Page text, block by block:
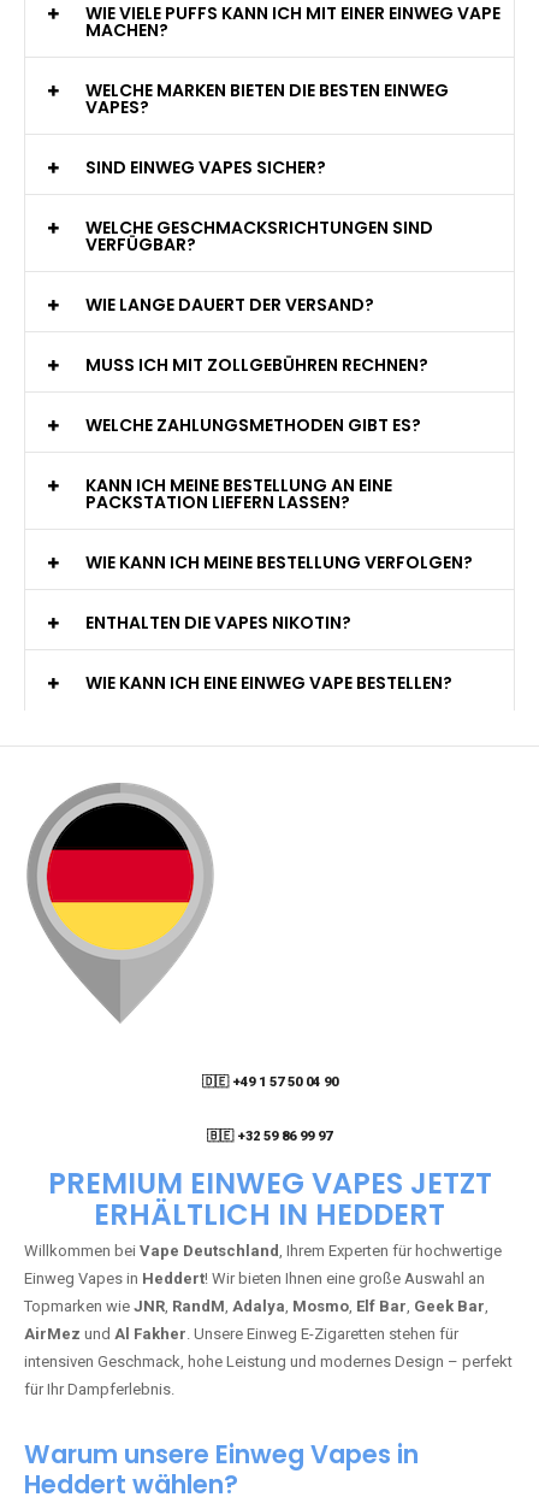
WIE VIELE PUFFS KANN ICH MIT EINER EINWEG VAPE
MACHEN?
WELCHE MARKEN BIETEN DIE BESTEN EINWEG
VAPES?
SIND EINWEG VAPES SICHER?
WELCHE GESCHMACKSRICHTUNGEN SIND
VERFÜGBAR?
WIE LANGE DAUERT DER VERSAND?
MUSS ICH MIT ZOLLGEBÜHREN RECHNEN?
WELCHE ZAHLUNGSMETHODEN GIBT ES?
KANN ICH MEINE BESTELLUNG AN EINE
PACKSTATION LIEFERN LASSEN?
WIE KANN ICH MEINE BESTELLUNG VERFOLGEN?
ENTHALTEN DIE VAPES NIKOTIN?
WIE KANN ICH EINE EINWEG VAPE BESTELLEN?
🇩🇪 +49 1 57 50 04 90
🇧🇪 +32 59 86 99 97
PREMIUM EINWEG VAPES JETZT
ERHÄLTLICH IN HEDDERT
Willkommen bei Vape Deutschland, Ihrem Experten für hochwertige
Einweg Vapes in Heddert! Wir bieten Ihnen eine große Auswahl an
Topmarken wie JNR, RandM, Adalya, Mosmo, Elf Bar, Geek Bar,
AirMez und Al Fakher. Unsere Einweg E-Zigaretten stehen für
intensiven Geschmack, hohe Leistung und modernes Design – perfekt
für Ihr Dampferlebnis.
Warum unsere Einweg Vapes in
Heddert wählen?